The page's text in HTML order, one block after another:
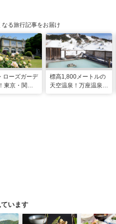
なる旅行記事をお届け
ローズガーデ
東京・関東
標高1,800メートルの
天空温泉！万座温泉
います